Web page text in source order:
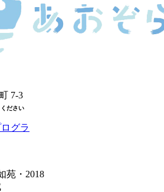
7-3
ださい
苑・2018